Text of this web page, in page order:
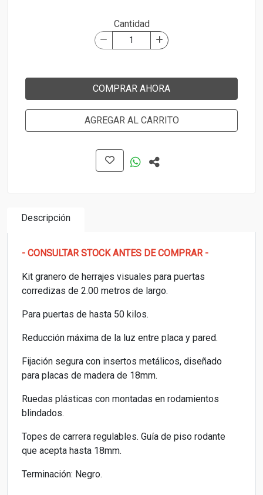
Cantidad
COMPRAR AHORA
AGREGAR AL CARRITO
Descripción
- CONSULTAR STOCK ANTES DE COMPRAR -
Kit granero de herrajes visuales para puertas
corredizas de 2.00 metros de largo.
Para puertas de hasta 50 kilos.
Reducción máxima de la luz entre placa y pared.
Fijación segura con insertos metálicos, diseñado
para placas de madera de 18mm.
Ruedas plásticas con montadas en rodamientos
blindados.
Topes de carrera regulables. Guía de piso rodante
que acepta hasta 18mm.
Terminación: Negro.